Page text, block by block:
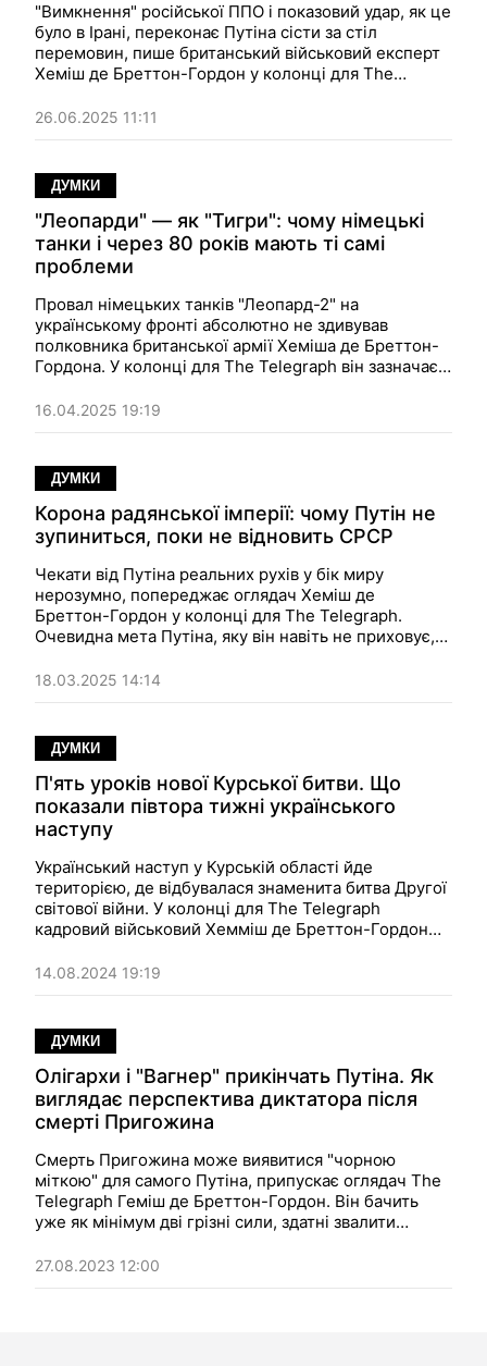
"Вимкнення" російської ППО і показовий удар, як це
було в Ірані, переконає Путіна сісти за стіл
перемовин, пише британський військовий експерт
Хеміш де Бреттон-Гордон у колонці для The
отримає свою Нобелівську премію миру.
26.06.2025 11:11
ДУМКИ
"Леопарди" — як "Тигри": чому німецькі
танки і через 80 років мають ті самі
проблеми
Провал німецьких танків "Леопард-2" на
українському фронті абсолютно не здивував
полковника британської армії Хеміша де Бреттон-
Гордона. У колонці для The Telegraph він зазначає:
самі вади, що й старі — "Тигри", "Пантери" і так
далі.
16.04.2025 19:19
ДУМКИ
Корона радянської імперії: чому Путін не
зупиниться, поки не відновить СРСР
Чекати від Путіна реальних рухів у бік миру
нерозумно, попереджає оглядач Хеміш де
Бреттон-Гордон у колонці для The Telegraph.
Очевидна мета Путіна, яку він навіть не приховує,
а мир цьому тільки завадить.
18.03.2025 14:14
ДУМКИ
П'ять уроків нової Курської битви. Що
показали півтора тижні українського
наступу
Український наступ у Курській області йде
територією, де відбувалася знаменита битва Другої
світової війни. У колонці для The Telegraph
кадровий військовий Хемміш де Бреттон-Гордон
тут Путін переживе свою ганьбу.
14.08.2024 19:19
ДУМКИ
Олігархи і "Вагнер" прикінчать Путіна. Як
виглядає перспектива диктатора після
смерті Пригожина
Смерть Пригожина може виявитися "чорною
міткою" для самого Путіна, припускає оглядач The
Telegraph Геміш де Бреттон-Гордон. Він бачить
уже як мінімум дві грізні сили, здатні звалити
27.08.2023 12:00